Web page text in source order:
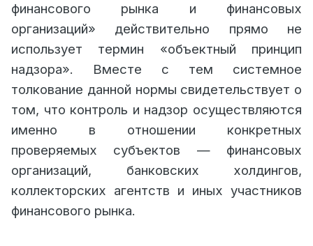
финансового рынка и финансовых
организаций» действительно прямо не
использует термин «объектный принцип
надзора». Вместе с тем системное
толкование данной нормы свидетельствует о
том, что контроль и надзор осуществляются
именно в отношении конкретных
проверяемых субъектов — финансовых
организаций, банковских холдингов,
коллекторских агентств и иных участников
финансового рынка.